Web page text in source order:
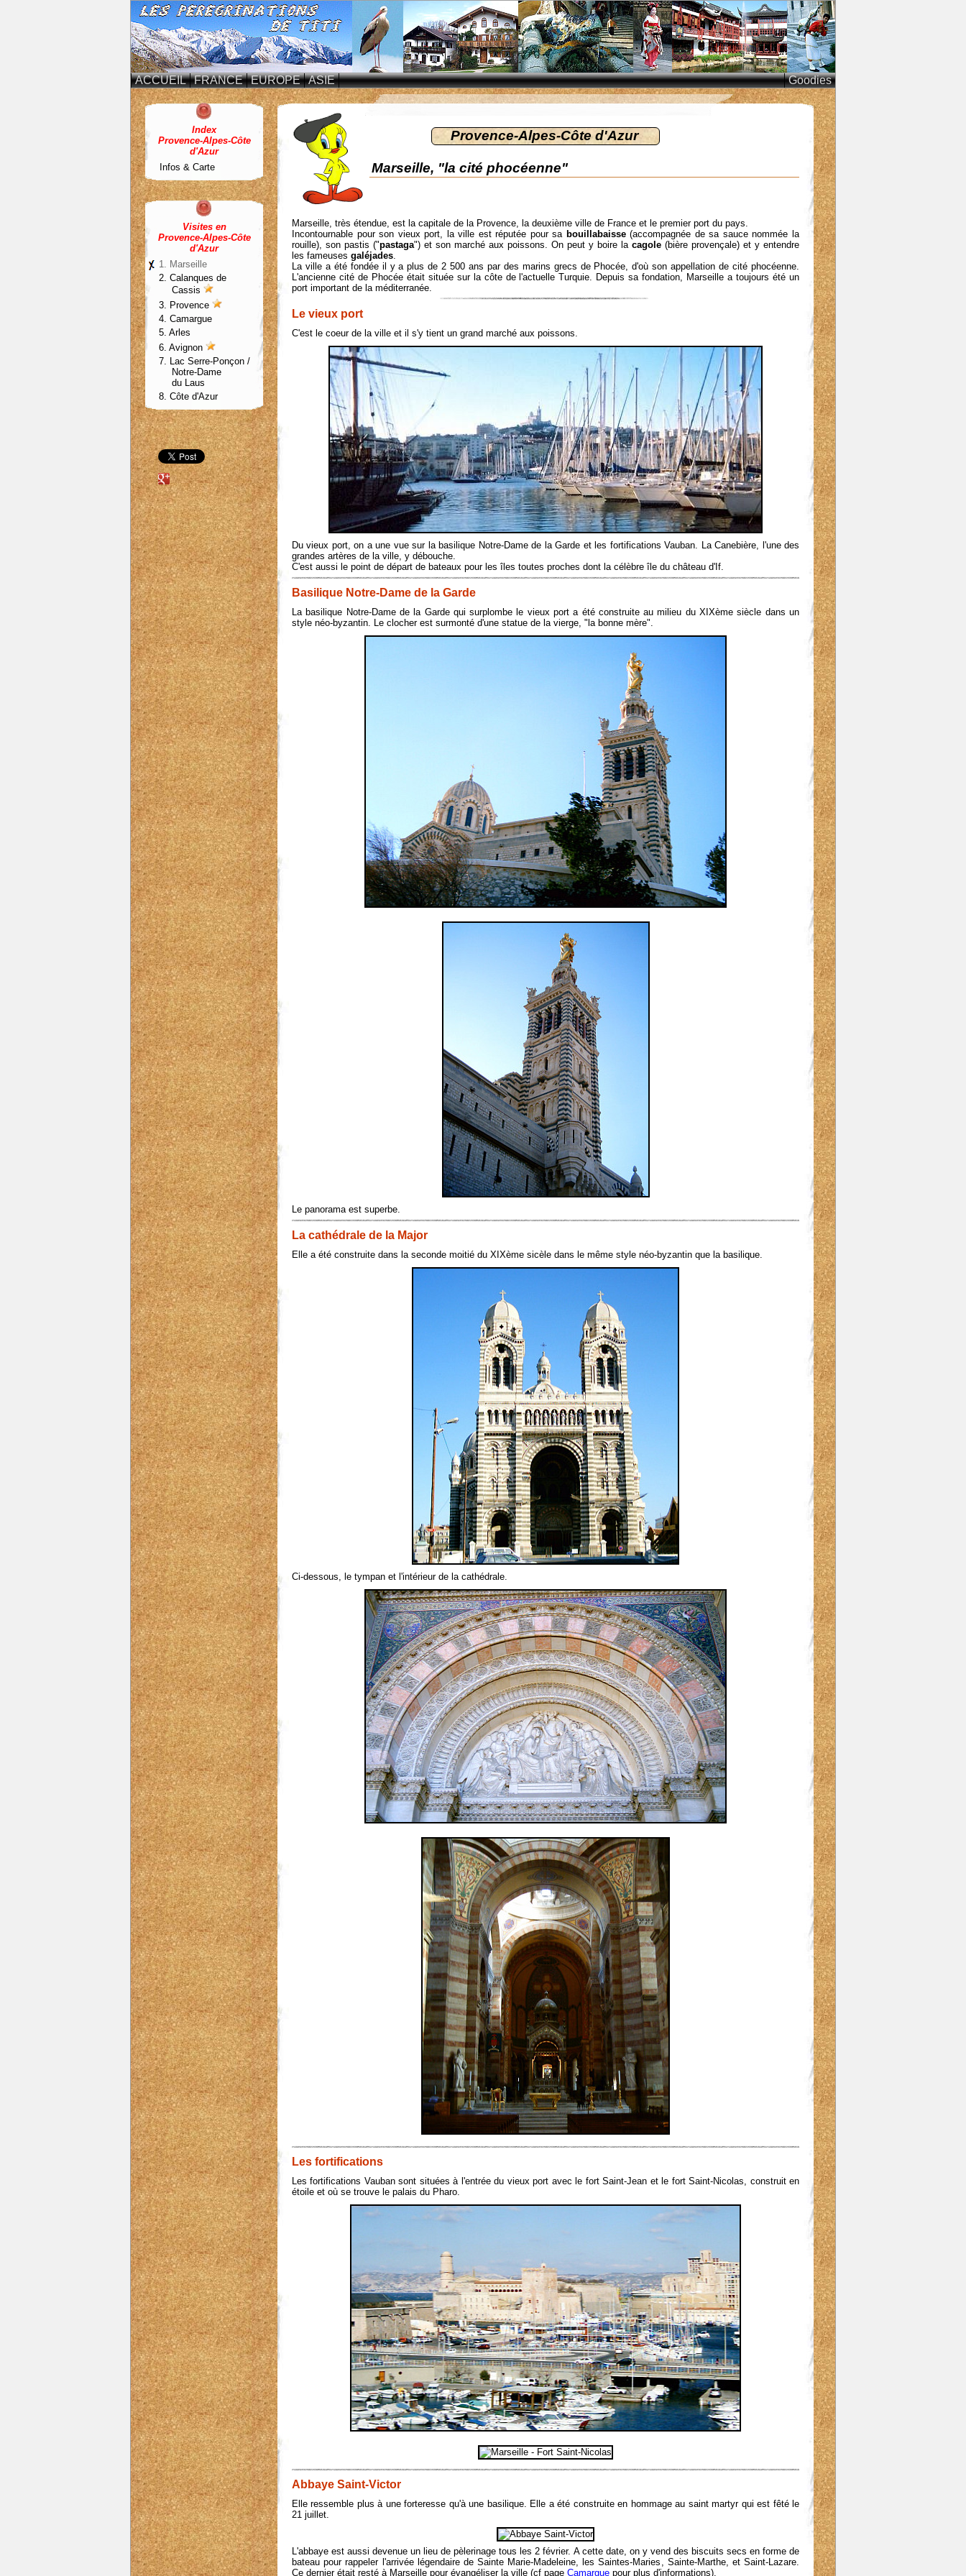
ACCUEIL FRANCE EUROPE ASIE Goodies
Index
Provence-Alpes-Côte
d'Azur
Infos & Carte
Visites en
Provence-Alpes-Côte
d'Azur
1. Marseille
2. Calanques de
Cassis
3. Provence
4. Camargue
5. Arles
6.Avignon
7. LacSerre-Ponçon /
Notre-Dame
du Laus
8. Côte d'Azur
Provence-Alpes-Côte d'Azur
Marseille, "la cité phocéenne"
Marseille, très étendue, est la capitale de la Provence, la deuxième ville de France et le premier port du pays.
Incontournable pour son vieux port, la ville est réputée pour sa bouillabaisse(accompagnée de sa sauce nommée la
rouille), son pastis ("pastaga") et son marché aux poissons. On peut y boire la cagole (bière provençale) et y entendre
les fameuses galéjades.
La ville a été fondée il y a plus de 2 500 ans par des marins grecs de Phocée, d'où son appellation de cité phocéenne.
L'ancienne cité de Phocée était située sur la côte de l'actuelle Turquie. Depuis sa fondation, Marseille a toujours été un
port important de la méditerranée.
Le vieux port
C'est le coeur de la ville et il s'y tient un grand marché aux poissons.
Du vieux port, on a une vue sur la basilique Notre-Dame de la Garde et les fortifications Vauban. La Canebière, l'une des
grandes artères de la ville, y débouche.
C'est aussi le point de départ de bateaux pour les îles toutes proches dont la célèbre île du château d'If.
Basilique Notre-Dame de la Garde
La basilique Notre-Dame de la Garde qui surplombe le vieux port a été construite au milieu du XIXème siècle dans un
style néo-byzantin. Le clocher est surmonté d'une statue de la vierge, "la bonne mère".
Le panorama est superbe.
La cathédrale de la Major
Elle a été construite dans la seconde moitié du XIXème sicèle dans le même style néo-byzantin que la basilique.
Ci-dessous, le tympan et l'intérieur de la cathédrale.
Les fortifications
Les fortifications Vauban sont situées à l'entrée du vieux port avec le fort Saint-Jean et le fort Saint-Nicolas, construit en
étoile et où se trouve le palais du Pharo.
Abbaye Saint-Victor
Elle ressemble plus à une forteresse qu'à une basilique. Elle a été construite en hommage au saint martyr qui est fêté le
21 juillet.
L'abbaye est aussi devenue un lieu de pèlerinage tous les 2 février. A cette date, on y vend des biscuits secs en forme de
bateau pour rappeler l'arrivée légendaire de Sainte Marie-Madeleine, les Saintes-Maries, Sainte-Marthe, et Saint-Lazare.
Ce dernier était resté à Marseille pour évangéliser la ville (cf page Camargue pour plus d'informations).